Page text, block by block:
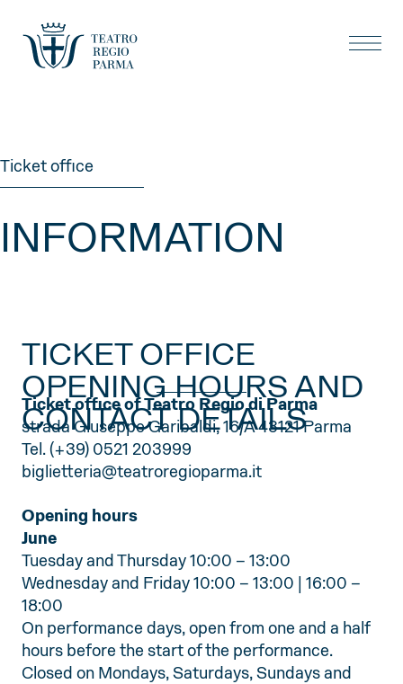
Ticket office
INFORMATION
TICKET OFFICE
OPENING HOURS AND
CONTACT DETAILS
Ticket office of Teatro Regio di Parma
strada Giuseppe Garibaldi, 16/A 43121 Parma
Tel. (+39) 0521 203999
biglietteria@teatroregioparma.it
Opening hours
June
Tuesday and Thursday 10:00 – 13:00
Wednesday and Friday 10:00 – 13:00 | 16:00 –
18:00
On performance days, open from one and a half
hours before the start of the performance.
Closed on Mondays, Saturdays, Sundays and